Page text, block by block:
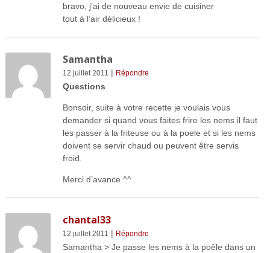
bravo, j’ai de nouveau envie de cuisiner
tout à l’air délicieux !
Samantha
12 juillet 2011 | Répondre
Questions
Bonsoir, suite à votre recette je voulais vous
demander si quand vous faites frire les nems il faut
les passer à la friteuse ou à la poele et si les nems
doivent se servir chaud ou peuvent être servis
froid.
Merci d’avance ^^
chantal33
12 juillet 2011 | Répondre
Samantha > Je passe les nems à la poêle dans un